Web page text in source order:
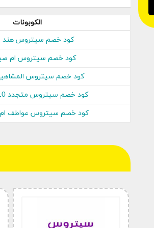
تستطيع تطبيق كوبون خصم
العملاء داخل المملكة العربية
أحب هذا المقال القصير وكنت
سيتروس أسيل عمران
ضمان
الكوبونات
كود خصم سيتروس هند
كود خصم سيتروس ام
كود خصم سيتروس
كود خصم سيتروس متجدد 10% Citruss
كود خصم سيتروس عواطف